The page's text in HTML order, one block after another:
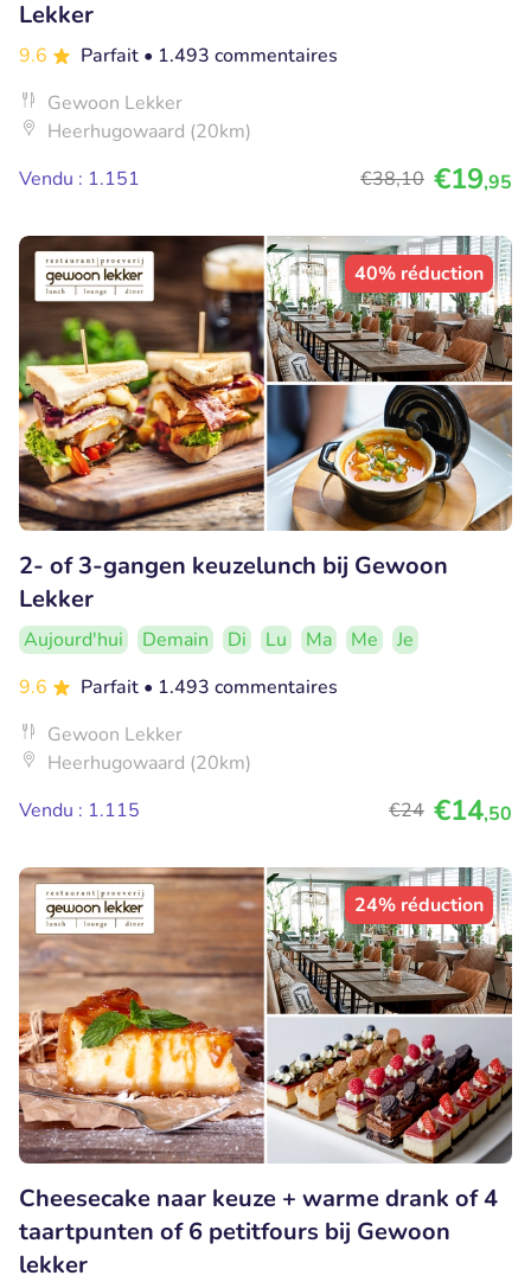
Lekker
9.6 Parfait • 1.493 commentaires
Gewoon Lekker
Heerhugowaard (20km)
Vendu : 1.151
€38,10 €19,95
40% réduction
2- of 3-gangen keuzelunch bij Gewoon
Lekker
Aujourd'hui Demain Di Lu Ma Me
Je
9.6
Parfait • 1.493 commentaires
Gewoon Lekker
Heerhugowaard (20km)
Vendu : 1.115
€24 €14,50
24% réduction
Cheesecake naar keuze + warme drank of 4
taartpunten of 6 petitfours bij Gewoon
lekker